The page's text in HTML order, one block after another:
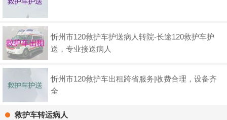
忻州市120救护车护送病人转院-长途120救护车护
送，专业接送病人
忻州市120救护车出租跨省服务|收费合理，设备齐
全
救护车转运病人